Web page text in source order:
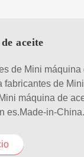
aceite
de Mini
fabricantes de
máquina de
es.Made-in-